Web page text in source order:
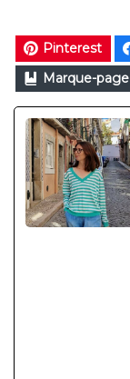
Pinterest
Marque-page